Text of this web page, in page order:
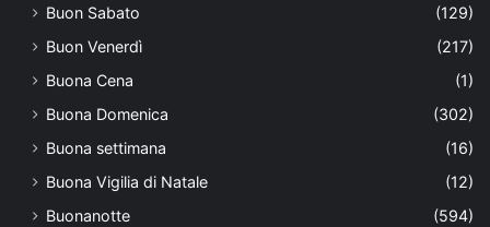
Buon Sabato
(129)
Buon Venerdì
(217)
Buona Cena
(1)
Buona Domenica
(302)
Buona settimana
(16)
Buona Vigilia di Natale
(12)
Buonanotte
(594)